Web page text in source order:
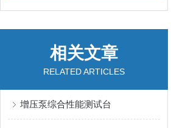
相关文章
RELATED ARTICLES
增压泵综合性能测试台